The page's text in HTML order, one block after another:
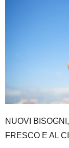
NUOVI
FRESCO E AL